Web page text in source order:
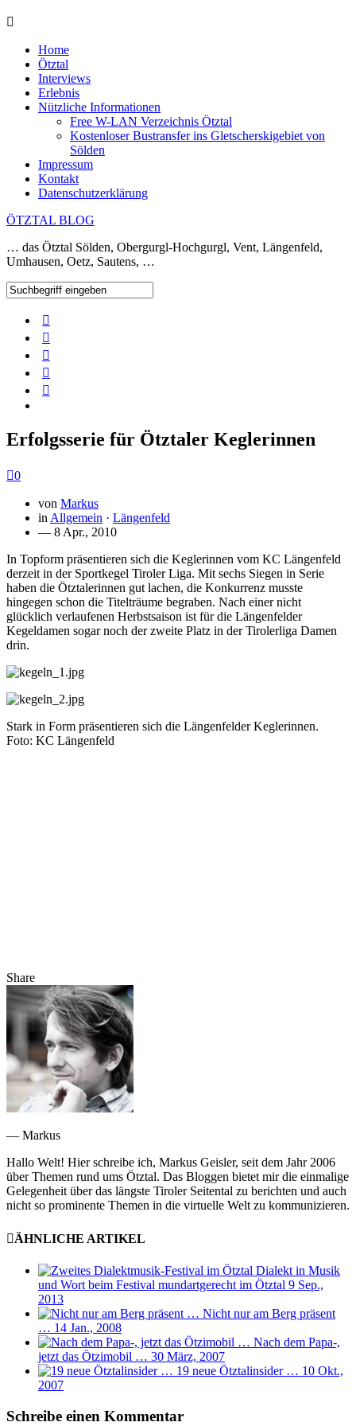
Home
Ötztal
Interviews
Erlebnis
Nützliche Informationen
Free W-LAN Verzeichnis Ötztal
Kostenloser Bustransfer ins Gletscherskigebiet von
Sölden
Impressum
Kontakt
Datenschutzerklärung
ÖTZTAL BLOG
… das Ötztal Sölden, Obergurgl-Hochgurgl, Vent, Längenfeld,
Umhausen, Oetz, Sautens, …
Erfolgsserie für Ötztaler Keglerinnen
0
von Markus
in Allgemein · Längenfeld
— 8 Apr., 2010
In Topform präsentieren sich die Keglerinnen vom KC Längenfeld
derzeit in der Sportkegel Tiroler Liga. Mit sechs Siegen in Serie
haben die Ötztalerinnen gut lachen, die Konkurrenz musste
hingegen schon die Titelträume begraben. Nach einer nicht
glücklich verlaufenen Herbstsaison ist für die Längenfelder
Kegeldamen sogar noch der zweite Platz in der Tirolerliga Damen
drin.
Stark in Form präsentieren sich die Längenfelder Keglerinnen.
Foto: KC Längenfeld
Share
— Markus
Hallo Welt! Hier schreibe ich, Markus Geisler, seit dem Jahr 2006
über Themen rund ums Ötztal. Das Bloggen bietet mir die einmalige
Gelegenheit über das längste Tiroler Seitental zu berichten und auch
nicht so prominente Themen in die virtuelle Welt zu kommunizieren.
ÄHNLICHE ARTIKEL
Dialekt in Musik
und Wort beim Festival mundartgerecht im Ötztal 9 Sep.,
2013
Nicht nur am Berg präsent
… 14 Jan., 2008
Nach dem Papa-,
jetzt das Ötzimobil … 30 März, 2007
19 neue Ötztalinsider … 10 Okt.,
2007
Schreibe einen Kommentar